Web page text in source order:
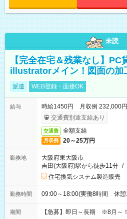
未読
【完全在宅＆残業なし】PC
illustratorメイン！図面の加
派遣 WEB登録・面接OK
給与
時給1450円 月収例 232,000円
交通費別途支給あり
交通費 全額支給
月収例 20～25万円
勤務地
大阪府東大阪市
吉田(大阪府)駅から徒歩11分 /
住宅換気システム製造販売
勤務時間 09:00～18:00(実働8時間 休憩
期間 【急募】即日～長期 ※8月～！